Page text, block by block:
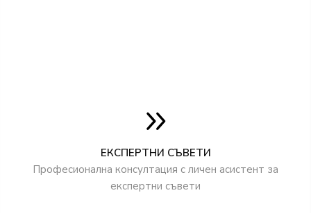
+ по поръчка
ЕКСПЕРТНИ СЪВЕТИ
Професионална консултация с личен асистент за
експертни съвети